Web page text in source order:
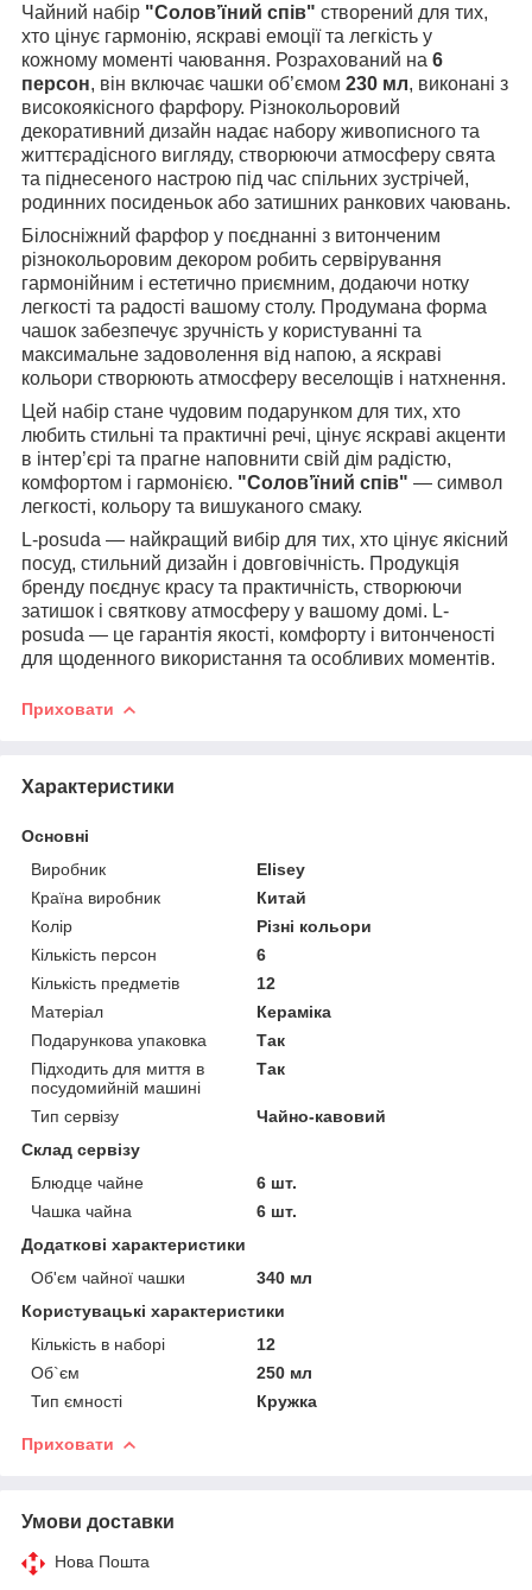
Чайний набір "Солов’їний спів" створений для тих,
хто цінує гармонію, яскраві емоції та легкість у
кожному моменті чаювання. Розрахований на 6
персон, він включає чашки об’ємом 230 мл, виконані з
високоякісного фарфору. Різнокольоровий
декоративний дизайн надає набору живописного та
життєрадісного вигляду, створюючи атмосферу свята
та піднесеного настрою під час спільних зустрічей,
родинних посиденьок або затишних ранкових чаювань.
Білосніжний фарфор у поєднанні з витонченим
різнокольоровим декором робить сервірування
гармонійним і естетично приємним, додаючи нотку
легкості та радості вашому столу. Продумана форма
чашок забезпечує зручність у користуванні та
максимальне задоволення від напою, а яскраві
кольори створюють атмосферу веселощів і натхнення.
Цей набір стане чудовим подарунком для тих, хто
любить стильні та практичні речі, цінує яскраві акценти
в інтер’єрі та прагне наповнити свій дім радістю,
комфортом і гармонією. "Солов’їний спів" — символ
легкості, кольору та вишуканого смаку.
L-posuda — найкращий вибір для тих, хто цінує якісний
посуд, стильний дизайн і довговічність. Продукція
бренду поєднує красу та практичність, створюючи
затишок і святкову атмосферу у вашому домі. L-
posuda — це гарантія якості, комфорту і витонченості
для щоденного використання та особливих моментів.
Приховати
Характеристики
Основні
Виробник
Elisey
Країна виробник
Китай
Колір
Різні кольори
Кількість персон
6
Кількість предметів
12
Матеріал
Кераміка
Подарункова упаковка
Так
Підходить для миття в
посудомийній машині
Так
Тип сервізу
Чайно-кавовий
Склад сервізу
Блюдце чайне
6 шт.
Чашка чайна
6 шт.
Додаткові характеристики
Об'єм чайної чашки
340 мл
Користувацькі характеристики
Кількість в наборі
12
Об`єм
250 мл
Тип ємності
Кружка
Приховати
Умови доставки
Нова Пошта